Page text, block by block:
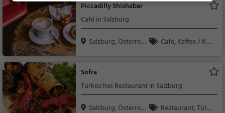
Piccadilly Shishabar
Café in Salzburg
Salzburg, Österreic
Café, Kaffee / Kuc
Sofra
Türkisches Restaurant in Salzburg
Salzburg, Österreic
Restaurant, Türki